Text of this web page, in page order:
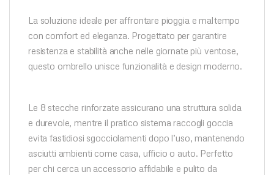
La soluzione ideale per affrontare pioggia e maltempo
con comfort ed eleganza. Progettato per garantire
resistenza e stabilità anche nelle giornate più ventose,
questo ombrello unisce funzionalità e design moderno.
Le 8 stecche rinforzate assicurano una struttura solida
e durevole, mentre il pratico sistema raccogli goccia
evita fastidiosi sgocciolamenti dopo l’uso, mantenendo
asciutti ambienti come casa, ufficio o auto. Perfetto
per chi cerca un accessorio affidabile e pulito da